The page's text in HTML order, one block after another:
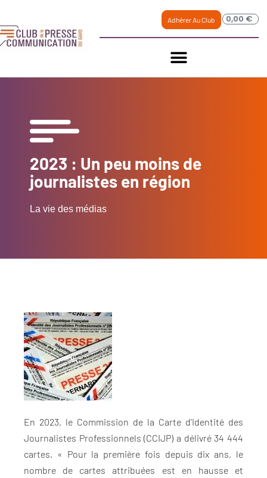
Adhérer Au Club 0,00 €
2023 : Un peu moins de
journalistes en région
La vie des médias
En 2023, le Commission de la Carte d’Identité des
Journalistes Professionnels (CCIJP) a délivré 34 444
cartes. « Pour la première fois depuis dix ans, le
nombre de cartes attribuées est en hausse et